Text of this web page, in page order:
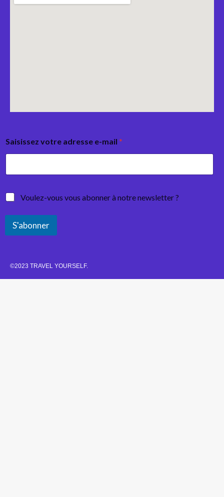
Saisissez votre adresse e-mail *
Voulez-vous vous abonner à notre newsletter ?
S'abonner
©2023 TRAVEL YOURSELF.